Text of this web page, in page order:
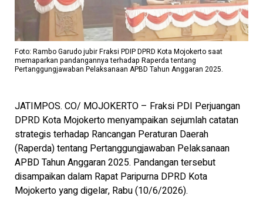
Foto: Rambo Garudo jubir Fraksi PDIP DPRD Kota Mojokerto saat
memaparkan pandangannya terhadap Raperda tentang
Pertanggungjawaban Pelaksanaan APBD Tahun Anggaran 2025.
JATIMPOS. CO/ MOJOKERTO – Fraksi PDI Perjuangan
DPRD Kota Mojokerto menyampaikan sejumlah catatan
strategis terhadap Rancangan Peraturan Daerah
(Raperda) tentang Pertanggungjawaban Pelaksanaan
APBD Tahun Anggaran 2025. Pandangan tersebut
disampaikan dalam Rapat Paripurna DPRD Kota
Mojokerto yang digelar, Rabu (10/6/2026).